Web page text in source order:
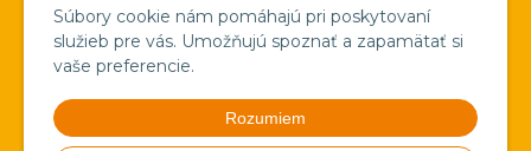
Súbory cookie nám pomáhajú pri poskytovaní
služieb pre vás. Umožňujú spoznať a zapamätať si
vaše preferencie.
Rozumiem
Ocenenia
Veľkoobchod
Verejné obstarávanie
Pravda o medzistienkach a vosku
Spoznajte náš región!